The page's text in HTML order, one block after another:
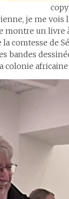
je me vois
montre un livre
comtesse de
bandes
colonie